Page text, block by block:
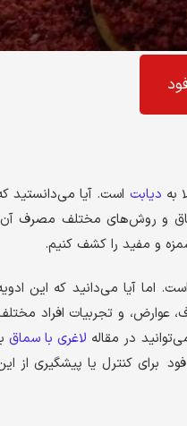
به دیابت است. آیا می‌دانستید
و روش‌های مختلف مصرف
و مفید را کشف کنیم.
اما آیا می‌دانید که این
عوارض، و تجربیات افراد
در مقاله لاغری با سماق
برای کنترل یا پیشگیری از